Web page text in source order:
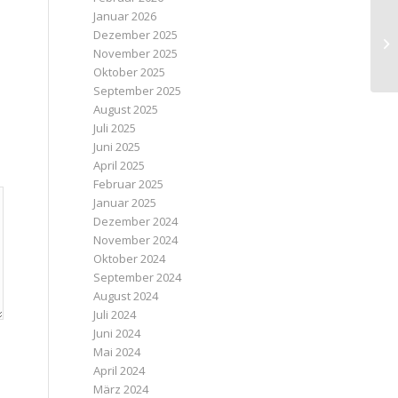
Januar 2026
Dezember 2025
November 2025
Oktober 2025
September 2025
August 2025
Juli 2025
Juni 2025
April 2025
Februar 2025
Januar 2025
Dezember 2024
November 2024
Oktober 2024
September 2024
August 2024
Juli 2024
Juni 2024
Mai 2024
April 2024
März 2024